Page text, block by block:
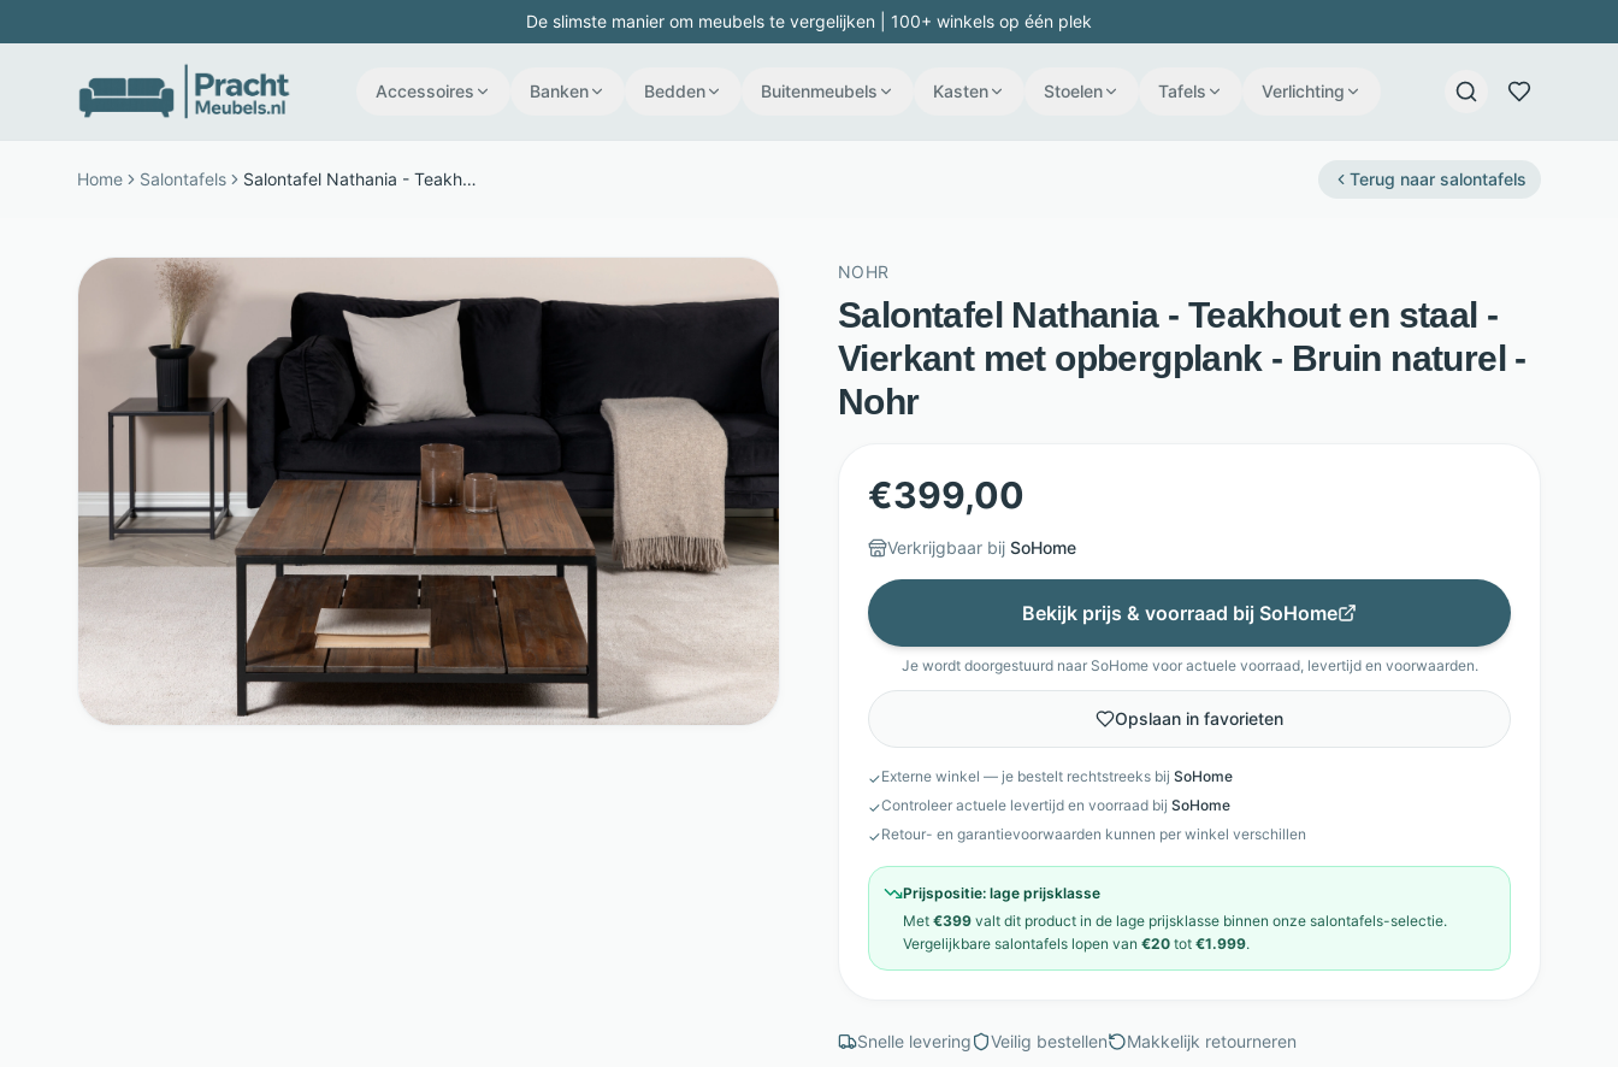
De slimste manier om meubels te vergelijken | 100+ winkels op één plek
Accessoires Banken Bedden Buitenmeubels Kasten Stoelen Tafels Verlichting
Home Salontafels Salontafel Nathania - Teakhout en staal - Vierkant met opbergplank - Bruin naturel - Nohr Terug naar salontafels
NOHR
Salontafel Nathania - Teakhout en staal -
Vierkant met opbergplank - Bruin naturel -
Nohr
€399,00
Verkrijgbaar bij SoHome
Bekijk prijs & voorraad bij SoHome
Je wordt doorgestuurd naar SoHomevoor actuele voorraad, levertijd en voorwaarden.
Opslaan in favorieten
✓Externe winkel — je bestelt rechtstreeks bij SoHome
✓Controleer actuele levertijd en voorraad bij SoHome
✓Retour- en garantievoorwaarden kunnen per winkel verschillen
Prijspositie: lage prijsklasse
Met €399 valt dit product in de lage prijsklasse binnen onze salontafels-selectie.
Vergelijkbare salontafels lopen van €20 tot €1.999.
Snelle levering Veilig bestellen Makkelijk retourneren